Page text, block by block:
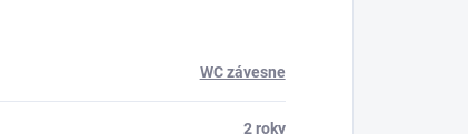
WC závesne
2 roky